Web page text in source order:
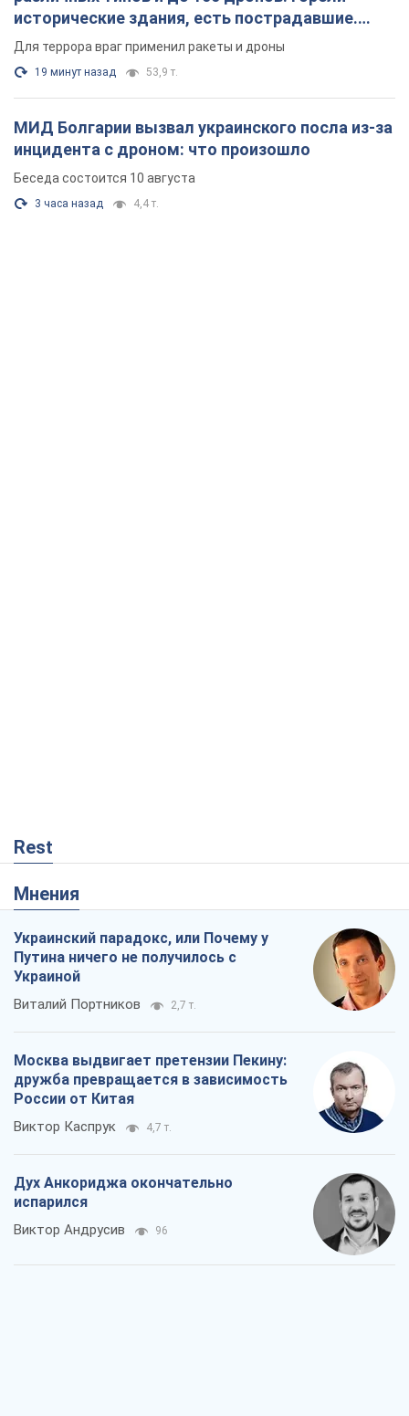
исторические здания, есть пострадавшие.
Фото и видео
Для террора враг применил ракеты и дроны
19 минут назад 53,9 т.
МИД Болгарии вызвал украинского посла из-за
инцидента с дроном: что произошло
Беседа состоится 10 августа
3 часа назад 4,4 т.
Rest
Мнения
Украинский парадокс, или Почему у
Путина ничего не получилось с
Украиной
Виталий Портников 2,7 т.
Москва выдвигает претензии Пекину:
дружба превращается в зависимость
России от Китая
Виктор Каспрук 4,7 т.
Дух Анкориджа окончательно
испарился
Виктор Андрусив 96